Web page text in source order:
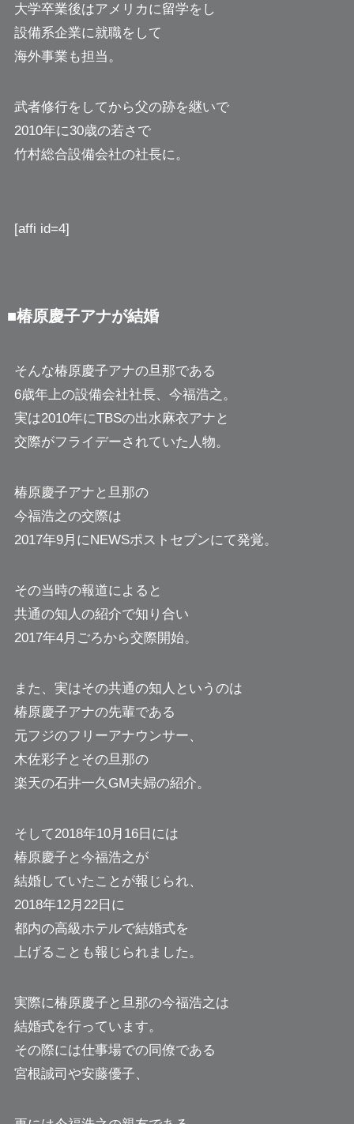
大学卒業後はアメリカに留学をし
設備系企業に就職をして
海外事業も担当。
武者修行をしてから父の跡を継いで
2010年に30歳の若さで
竹村総合設備会社の社長に。
[affi id=4]
■椿原慶子アナが結婚
そんな椿原慶子アナの旦那である
6歳年上の設備会社社長、今福浩之。
実は2010年にTBSの出水麻衣アナと
交際がフライデーされていた人物。
椿原慶子アナと旦那の
今福浩之の交際は
2017年9月にNEWSポストセブンにて発覚。
その当時の報道によると
共通の知人の紹介で知り合い
2017年4月ごろから交際開始。
また、実はその共通の知人というのは
椿原慶子アナの先輩である
元フジのフリーアナウンサー、
木佐彩子とその旦那の
楽天の石井一久GM夫婦の紹介。
そして2018年10月16日には
椿原慶子と今福浩之が
結婚していたことが報じられ、
2018年12月22日に
都内の高級ホテルで結婚式を
上げることも報じられました。
実際に椿原慶子と旦那の今福浩之は
結婚式を行っています。
その際には仕事場での同僚である
宮根誠司や安藤優子、